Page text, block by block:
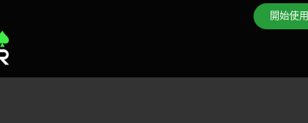
開始使用